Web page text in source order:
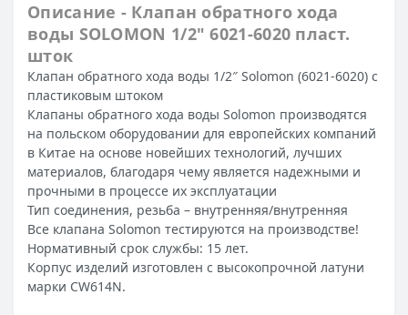
Описание - Клапан обратного хода
воды SOLOMON 1/2″ 6021-6020 пласт.
шток
Клапан обратного хода воды 1/2″ Solomon (6021-6020) с
пластиковым штоком
Клапаны обратного хода воды Solomon производятся
на польском оборудовании для европейских компаний
в Китае на основе новейших технологий, лучших
материалов, благодаря чему является надежными и
прочными в процессе их эксплуатации
Тип соединения, резьба – внутренняя/внутренняя
Все клапана Solomon тестируются на производстве!
Нормативный срок службы: 15 лет.
Корпус изделий изготовлен с высокопрочной латуни
марки CW614N.